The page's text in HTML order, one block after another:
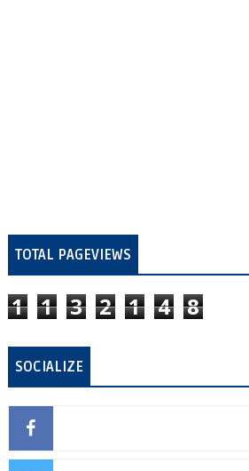
TOTAL PAGEVIEWS
1 1 3 2 1 4 8
SOCIALIZE